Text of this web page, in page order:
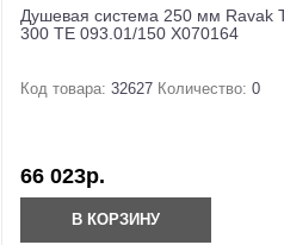
Душевая система 250 мм Ravak
300 TE 093.01/150 X070164
Код товара: 32627 Количество: 0
66 023р.
В КОРЗИНУ